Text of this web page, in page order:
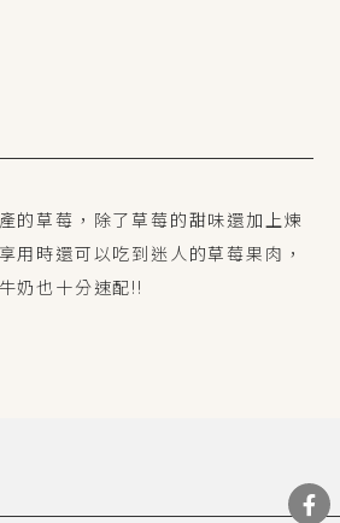
的草莓，除了草莓的甜味還加上煉
用時還可以吃到迷人的草莓果肉，
奶也十分速配!!